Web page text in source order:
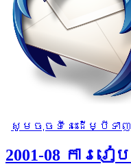
សូមចុចទីនេះដើម្បីទា
2001-08 ក